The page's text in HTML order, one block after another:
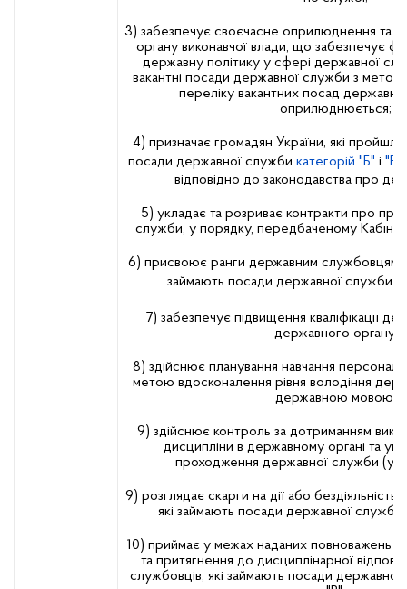
3) забезпечує своєчасне оприлюднення та
органу виконавчої влади, що забезпечує
державну політику у сфері державної
вакантні посади державної служби з
переліку вакантних посад
оприлюднюється;
4) призначає громадян України, які пройшли
посади державної служби категорій "Б" і "В"
відповідно до законодавства про
5) укладає та розриває контракти про
служби, у порядку, передбаченому
6) присвоює ранги державним службовцям
займають посади державної служби
7) забезпечує підвищення кваліфікації
державного органу;
8) здійснює планування навчання
метою вдосконалення рівня володіння
державною мовою;
9) здійснює контроль за дотриманням
дисципліни в державному органі та
проходження державної служби (у
9) розглядає скарги на дії або
які займають посади державної служби
10) приймає у межах наданих повноважень
та притягнення до дисциплінарної
службовців, які займають посади державної